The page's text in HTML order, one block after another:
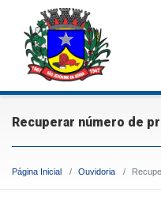
Recuperar número de
Página Inicial Ouvidoria